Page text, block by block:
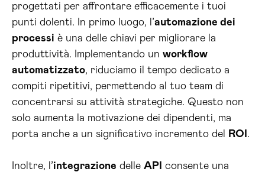
progettati per affrontare efficacemente i tuoi
punti dolenti. In primo luogo, l’automazione dei
processi è una delle chiavi per migliorare la
produttività. Implementando un workflow
automatizzato, riduciamo il tempo dedicato a
compiti ripetitivi, permettendo al tuo team di
concentrarsi su attività strategiche. Questo non
solo aumenta la motivazione dei dipendenti, ma
porta anche a un significativo incremento del
ROI .
Inoltre, l’integrazione delle API consente una